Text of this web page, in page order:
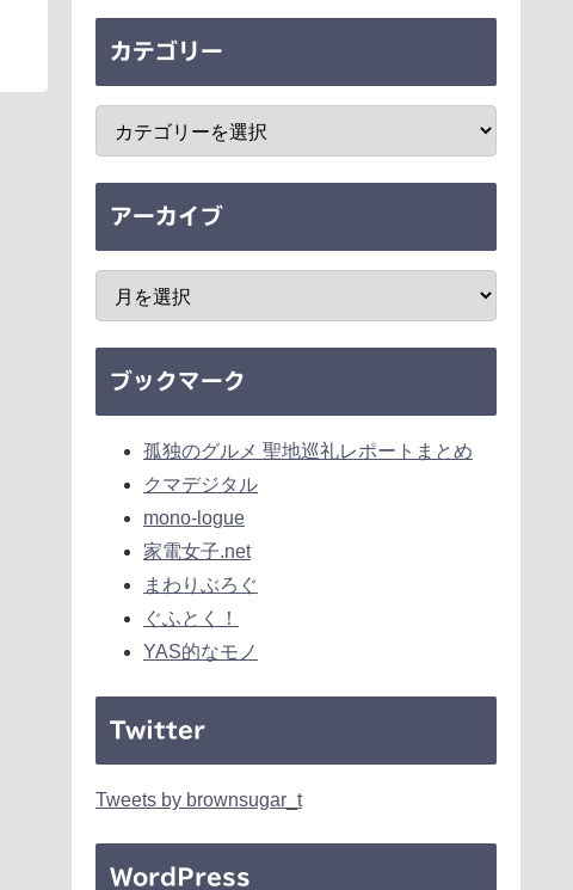
カテゴリー
アーカイブ
ブックマーク
孤独のグルメ 聖地巡礼レポートまとめ
クマデジタル
mono-logue
家電女子.net
まわりぶろぐ
ぐふとく！
YAS的なモノ
Twitter
Tweets by brownsugar_t
WordPress